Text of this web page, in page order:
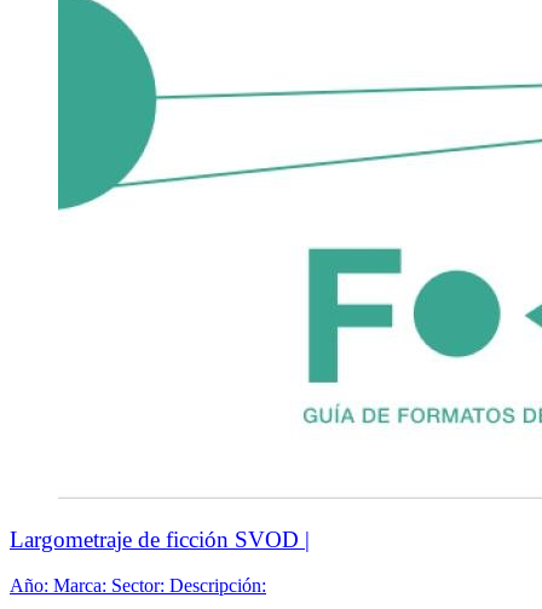
Largometraje de ficción SVOD |
Año: Marca: Sector: Descripción: